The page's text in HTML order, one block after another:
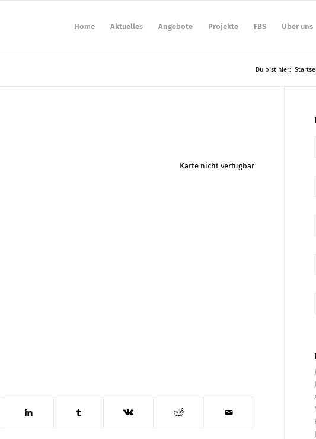
Home Aktuelles Angebote Projekte FBS Über uns
Du bist hier:
Karte nicht verfügbar